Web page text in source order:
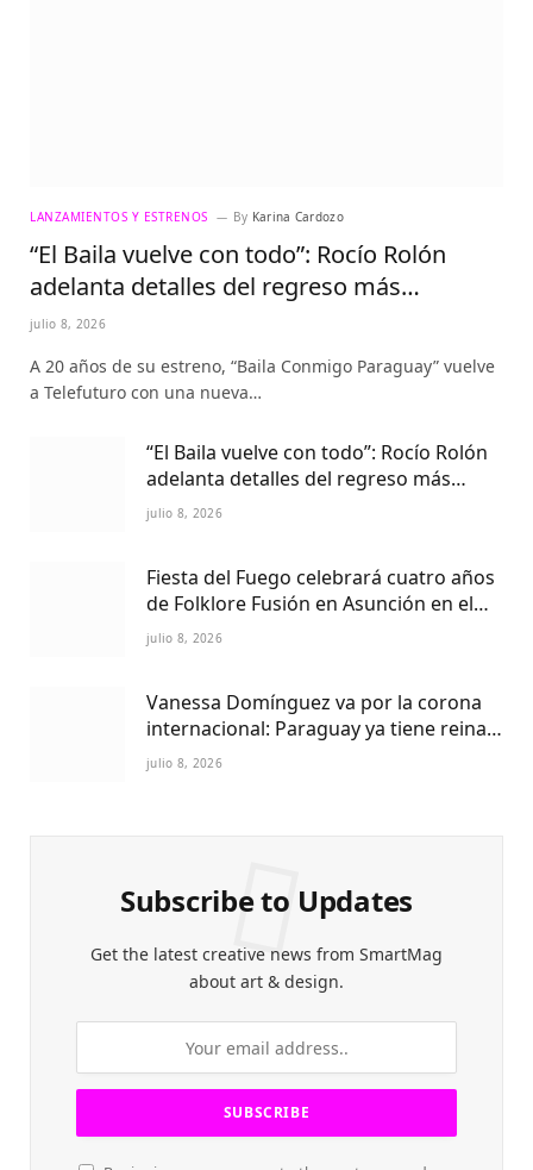
LANZAMIENTOS Y ESTRENOS By Karina Cardozo
“El Baila vuelve con todo”: Rocío Rolón
adelanta detalles del regreso más
esperado de la televisión paraguaya
julio 8, 2026
A 20 años de su estreno, “Baila Conmigo Paraguay” vuelve
a Telefuturo con una nueva…
“El Baila vuelve con todo”: Rocío Rolón
adelanta detalles del regreso más
esperado de la televisión paraguaya
julio 8, 2026
Fiesta del Fuego celebrará cuatro años
de Folklore Fusión en Asunción en el
Centro Cultural del Puerto
julio 8, 2026
Vanessa Domínguez va por la corona
internacional: Paraguay ya tiene reina
Petite 2027
julio 8, 2026
Subscribe to Updates
Get the latest creative news from SmartMag
about art & design.